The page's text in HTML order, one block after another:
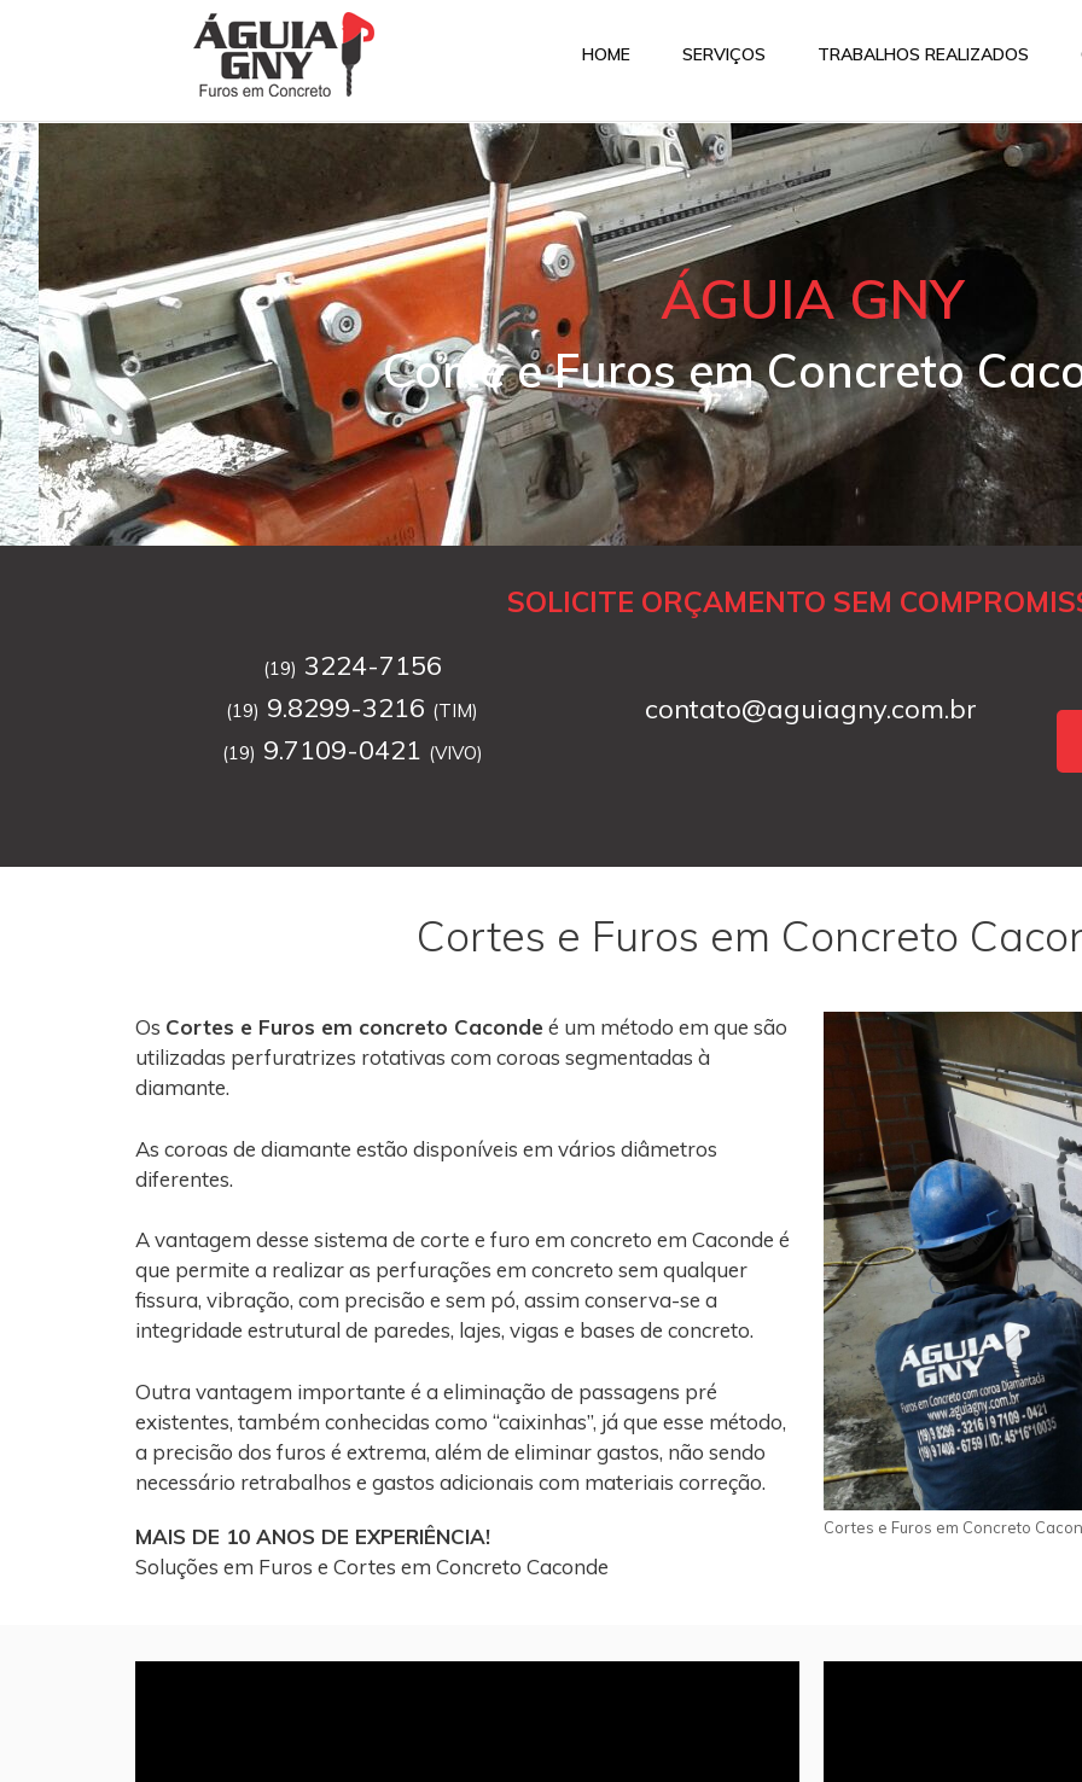
HOME SERVIÇOS TRABALHOS REALIZADOS
ÁGUIA GNY
Corte e Furos em Concreto
SOLICITE ORÇAMENTO SEM
(19) 3224-7156
(19) 9.8299-3216 (TIM)
(19) 9.7109-0421 (VIVO)
contato@aguiagny.com.br
Cortes e Furos em Concreto
Os Cortes e Furos em concreto Caconde é um método em que são
utilizadas perfuratrizes rotativas com coroas segmentadas à
diamante.
As coroas de diamante estão disponíveis em vários diâmetros
diferentes.
A vantagem desse sistema de corte e furo em concreto em Caconde é
que permite a realizar as perfurações em concreto sem qualquer
fissura, vibração, com precisão e sem pó, assim conserva-se a
integridade estrutural de paredes, lajes, vigas e bases de concreto.
Outra vantagem importante é a eliminação de passagens pré
existentes, também conhecidas como “caixinhas”, já que esse método,
a precisão dos furos é extrema, além de eliminar gastos, não sendo
necessário retrabalhos e gastos adicionais com materiais correção.
MAIS DE 10 ANOS DE EXPERIÊNCIA!
Soluções em Furos e Cortes em Concreto Caconde
Cortes e Furos em Concreto